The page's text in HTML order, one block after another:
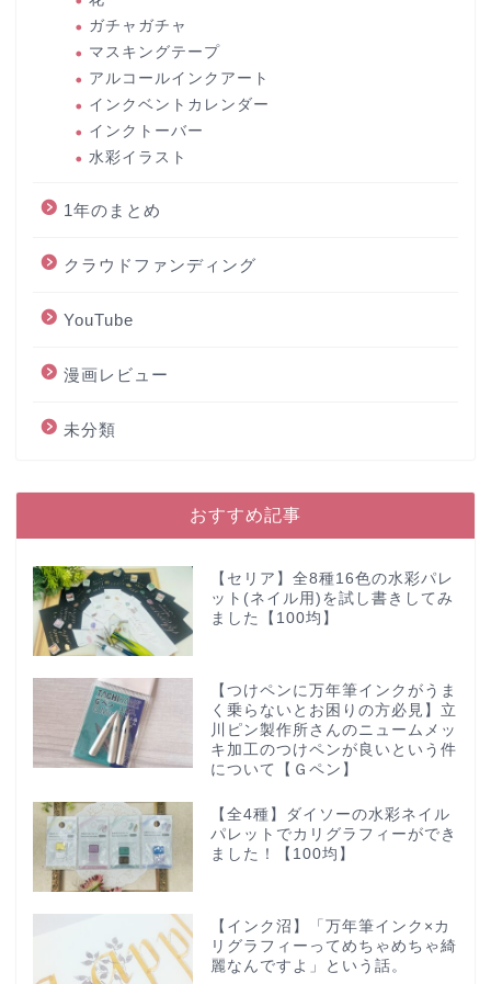
ガチャガチャ
マスキングテープ
アルコールインクアート
インクベントカレンダー
インクトーバー
水彩イラスト
1年のまとめ
クラウドファンディング
YouTube
漫画レビュー
未分類
おすすめ記事
【セリア】全8種16色の水彩パレ
ット(ネイル用)を試し書きしてみ
ました【100均】
【つけペンに万年筆インクがうま
く乗らないとお困りの方必見】立
川ピン製作所さんのニュームメッ
キ加工のつけペンが良いという件
について【Ｇペン】
【全4種】ダイソーの水彩ネイル
パレットでカリグラフィーができ
ました！【100均】
【インク沼】「万年筆インク×カ
リグラフィーってめちゃめちゃ綺
麗なんですよ」という話。